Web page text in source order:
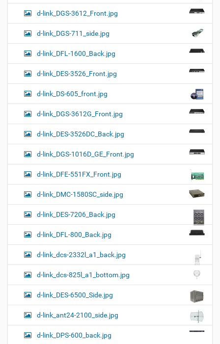
d-link_DGS-3612_Front.jpg
d-link_DGS-711_side.jpg
d-link_DFL-1600_Back.jpg
d-link_DES-3526_Front.jpg
d-link_DS-605_front.jpg
d-link_DGS-3612G_Front.jpg
d-link_DES-3526DC_Back.jpg
d-link_DGS-1016D_GE_Front.jpg
d-link_DFE-551FX_Front.jpg
d-link_DMC-1580SC_side.jpg
d-link_DES-7206_Back.jpg
d-link_DFL-800_Back.jpg
d-link_dcs-2332l_a1_back.jpg
d-link_dcs-825l_a1_bottom.jpg
d-link_DES-6500_Side.jpg
d-link_ant24-2100_side.jpg
d-link_DPS-600_back.jpg